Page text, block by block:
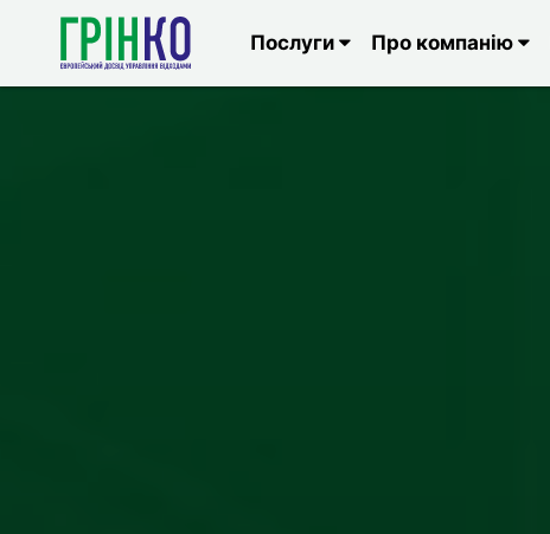
Послуги Про компанію